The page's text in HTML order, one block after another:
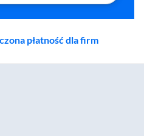
płatność dla firm